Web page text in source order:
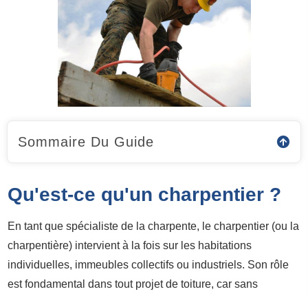
Sommaire Du Guide
Qu'est-ce qu'un charpentier ?
En tant que spécialiste de la charpente, le charpentier (ou la
charpentière) intervient à la fois sur les habitations
individuelles, immeubles collectifs ou industriels. Son rôle
est fondamental dans tout projet de toiture, car sans